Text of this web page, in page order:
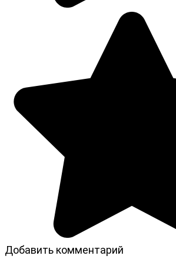
Добавить комментарий